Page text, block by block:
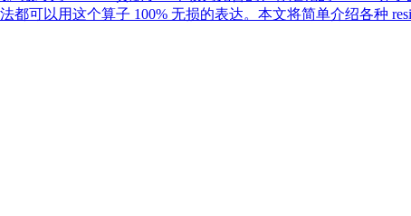
法都可以用这个算子 100% 无损的表达。本文将简单介绍各种